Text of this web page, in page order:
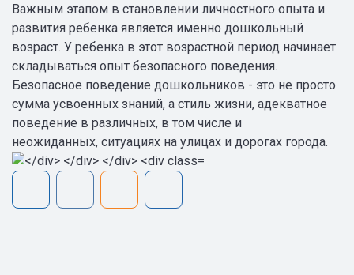
Важным этапом в становлении личностного опыта и
развития ребенка является именно дошкольный
возраст. У ребенка в этот возрастной период начинает
складываться опыт безопасного поведения.
Безопасное поведение дошкольников - это не просто
сумма усвоенных знаний, а стиль жизни, адекватное
поведение в различных, в том числе и
неожиданных, ситуациях на улицах и дорогах города.